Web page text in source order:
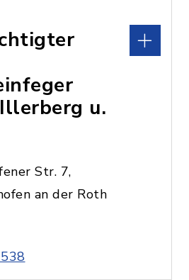
u.
Str. 7,
an der Roth